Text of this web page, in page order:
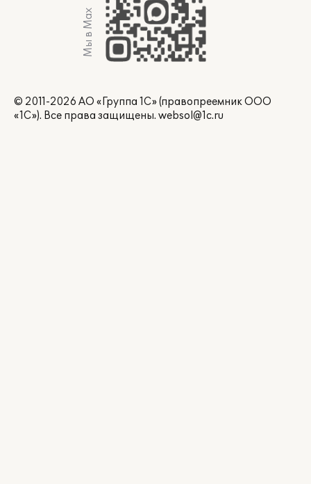
Мы в Max
© 2011-2026 АО «Группа 1С» (правопреемник ООО
«1С»). Все права защищены. websol@1c.ru